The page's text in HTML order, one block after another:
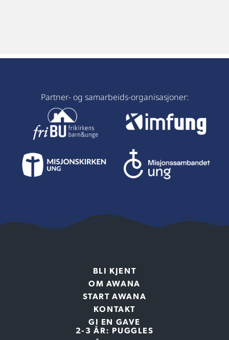
Partner- og samarbeids-organisasjoner:
BLI KJENT
OM AWANA
START AWANA
KONTAKT
GI EN GAVE
2-3 ÅR: PUGGLES